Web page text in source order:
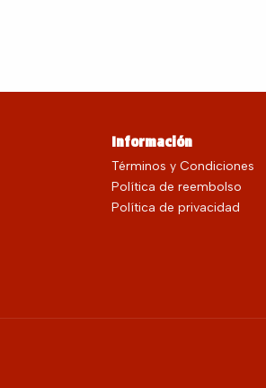
Información
Términos y Condiciones
Política de reembolso
Política de privacidad